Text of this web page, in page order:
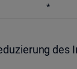
*
des